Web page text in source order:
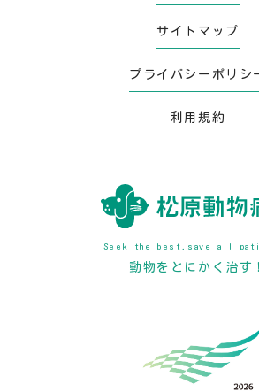
サイトマップ
プライバシーポリシ
利用規約
Seek the best,save all
動物をとにかく治す